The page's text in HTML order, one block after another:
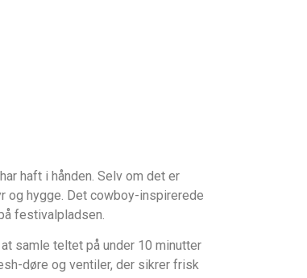
haft i hånden. Selv om det er
hygge. Det cowboy-inspirerede
festivalpladsen.
samle teltet på under 10 minutter
døre og ventiler, der sikrer frisk